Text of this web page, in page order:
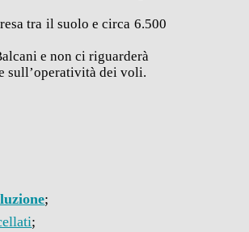
tra il suolo e circa 6.500
e non ci riguarderà
sull’operatività dei voli.
;
;